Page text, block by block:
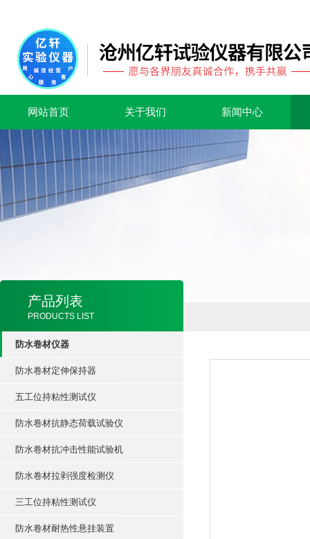
网站首页 关于我们 新闻中心
产品列表
PRODUCTS LIST
防水卷材仪器
防水卷材定伸保持器
五工位持粘性测试仪
防水卷材抗静态荷载试验仪
防水卷材抗冲击性能试验机
防水卷材拉剥强度检测仪
三工位持粘性测试仪
防水卷材耐热性悬挂装置